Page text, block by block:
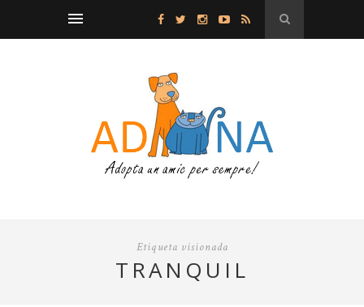
Etiqueta visionada
TRANQUIL